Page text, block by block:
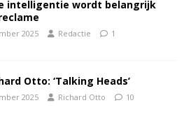
intelligentie wordt belangrijk
2025 Redactie 1
Otto: ‘Talking Heads’
2025 Richard Otto 10